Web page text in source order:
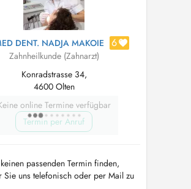
DENT. NADJA MAKOIE 6
Zahnheilkunde (Zahnarzt)
Konradstrasse 34,
4600 Olten
online Termine verfügbar
Termin per Anruf
passenden Termin finden,
Sie uns telefonisch oder per Mail zu